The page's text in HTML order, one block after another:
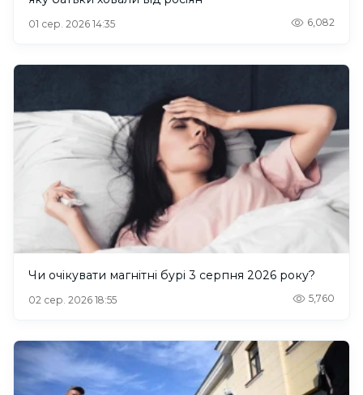
01 сер. 2026 14:35 6,082
Чи очікувати магнітні бурі 3 серпня 2026 року?
02 сер. 2026 18:55 5,760